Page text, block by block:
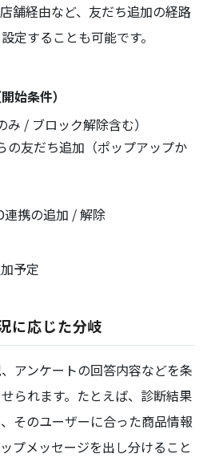
舗経由など、友だち追加の経路
定することも可能です。
始条件）
/ ブロック解除含む）
の友だち追加（ポップアップか
連携の追加 / 解除
予定
に応じた分岐
アンケートの回答内容などを条
られます。たとえば、診断結果
そのユーザーに合った商品情報
プメッセージを出し分けること